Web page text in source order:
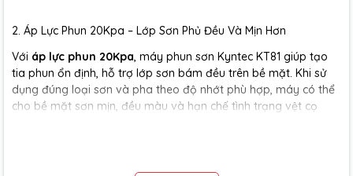
2. Áp Lực Phun 20Kpa – Lớp Sơn Phủ Đều Và Mịn Hơn
Với áp lực phun 20Kpa , máy phun sơn Kyntec KT81 giúp tạo
tia phun ổn định, hỗ trợ lớp sơn bám đều trên bề mặt. Khi sử
dụng đúng loại sơn và pha theo độ nhớt phù hợp, máy có thể
cho bề mặt sơn mịn, đều màu và hạn chế tình trạng vệt cọ